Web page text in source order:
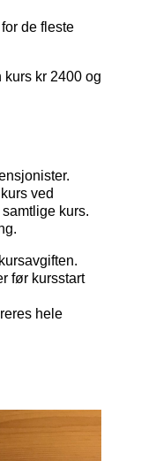
de fleste
kurs kr 2400 og
ved
kurs.
før kursstart
hele